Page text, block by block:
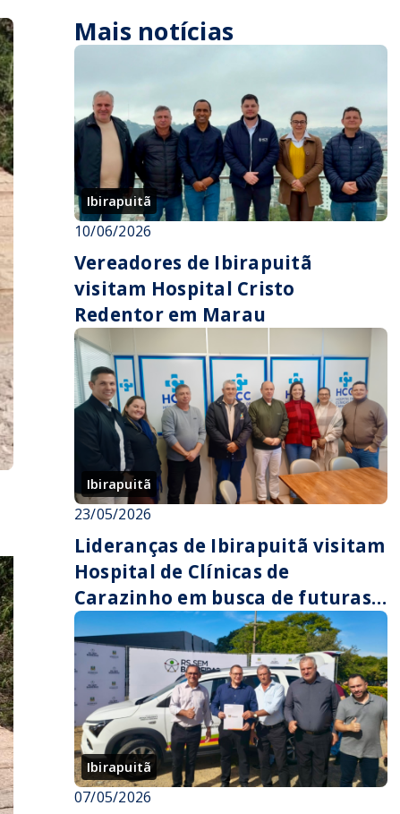
Mais notícias
Ibirapuitã
10/06/2026
Vereadores de Ibirapuitã
visitam Hospital Cristo
Redentor em Marau
Ibirapuitã
23/05/2026
Lideranças de Ibirapuitã visitam
Hospital de Clínicas de
Carazinho em busca de futuras
parcerias
Ibirapuitã
07/05/2026